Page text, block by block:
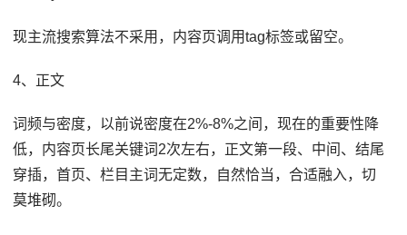
现主流搜索算法不采用，内容页调用tag标签或留空。
4、正文
词频与密度，以前说密度在2%-8%之间，现在的重要性降
低，内容页长尾关键词2次左右，正文第一段、中间、结尾
穿插，首页、栏目主词无定数，自然恰当，合适融入，切
莫堆砌。